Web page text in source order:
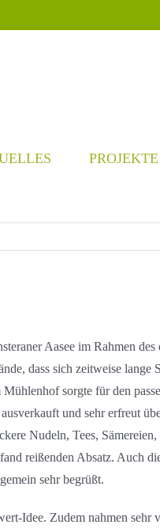
PROJEKTE
Aasee im Rahmen des
dass sich zeitweise lange
sorgte für den
und sehr erfreut
Nudeln, Tees,
reißenden Absatz. Auch
sehr begrüßt.
Idee. Zudem nahmen